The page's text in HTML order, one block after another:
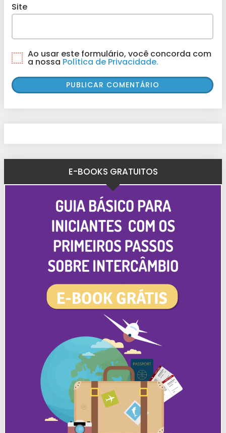
Site
Ao usar este formulário, você concorda com
a nossa Política de Privacidade.
E-BOOKS GRATUITOS